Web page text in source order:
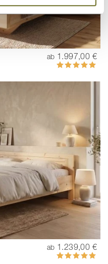
ab 1.997,00 €
Bewertung:
100%
ab 1.239,00 €
Bewertung:
100%